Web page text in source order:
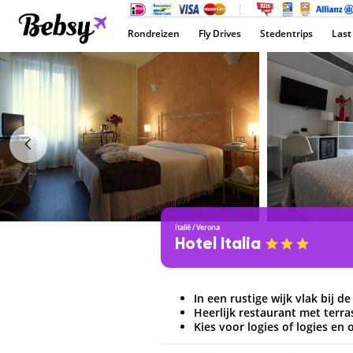
Rondreizen Fly Drives Stedentrips
Italië/Verona
Hotel Italia
In een rustige wijk vlak bij
Heerlijk restaurant met
Kies voor logies of logies en